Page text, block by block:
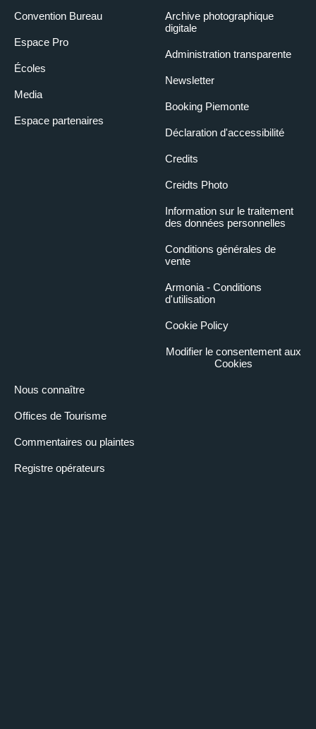
Convention Bureau
Espace Pro
Écoles
Media
Espace partenaires
Nous connaître
Offices de Tourisme
Commentaires ou plaintes
Registre opérateurs
Archive photographique
digitale
Administration transparente
Newsletter
Booking Piemonte
Déclaration d'accessibilité
Credits
Creidts Photo
Information sur le traitement
des données personnelles
Conditions générales de
vente
Armonia - Conditions
d'utilisation
Cookie Policy
Modifier le consentement aux
Cookies